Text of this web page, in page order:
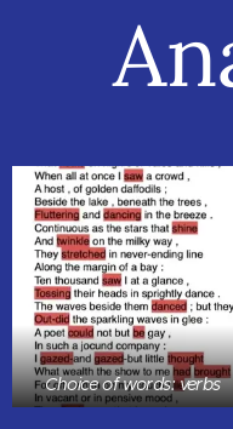
Choice of words: verbs